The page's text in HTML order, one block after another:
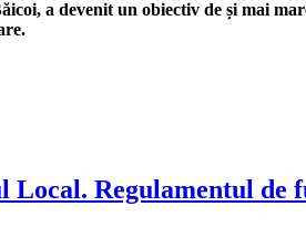
a devenit un obiectiv de și mai
Regulamentul